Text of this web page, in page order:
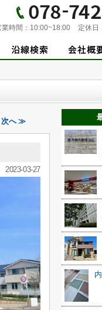
時間： 10:00~18:00 定休日
次へ ≫
2023-03-27